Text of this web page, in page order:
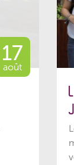
17
août